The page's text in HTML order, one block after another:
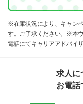
※在庫状況により、キャン
す。ご了承ください。※本
電話にてキャリアアドバイ
求人に
お電話